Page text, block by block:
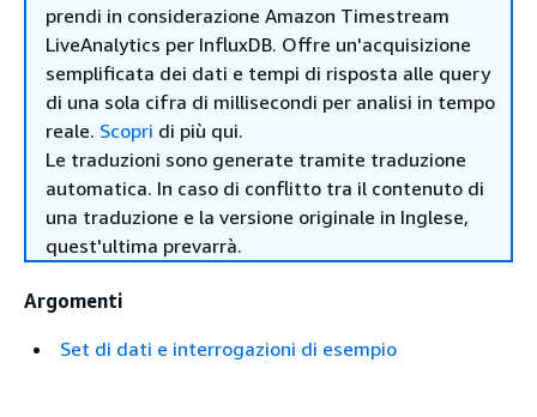
prendi in considerazione Amazon Timestream
LiveAnalytics per InfluxDB. Offre un'acquisizione
semplificata dei dati e tempi di risposta alle query
di una sola cifra di millisecondi per analisi in tempo
reale. Scopri di più qui.
Le traduzioni sono generate tramite traduzione
automatica. In caso di conflitto tra il contenuto di
una traduzione e la versione originale in Inglese,
quest'ultima prevarrà.
Argomenti
Set di dati e interrogazioni di esempio